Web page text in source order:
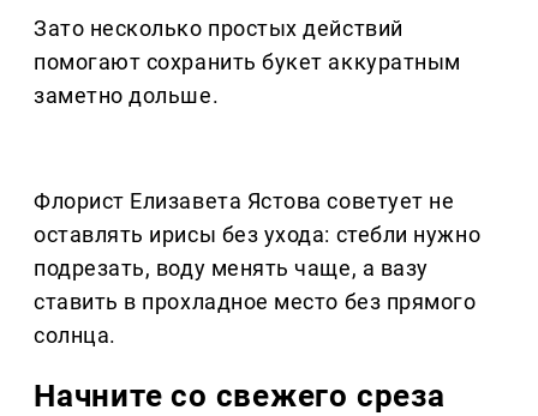
Зато несколько простых действий
помогают сохранить букет аккуратным
заметно дольше.
Флорист Елизавета Ястова советует не
оставлять ирисы без ухода: стебли нужно
подрезать, воду менять чаще, а вазу
ставить в прохладное место без прямого
солнца.
Начните со свежего среза